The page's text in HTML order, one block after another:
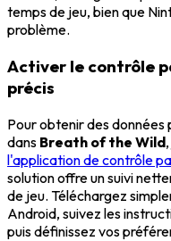
temps de jeu, bien que
problème.
Activer le contrôle
précis
Pour obtenir des données
dans Breath of the Wild
l'application de contrôle
solution offre un suivi
de jeu. Téléchargez
Android, suivez les
puis définissez vos